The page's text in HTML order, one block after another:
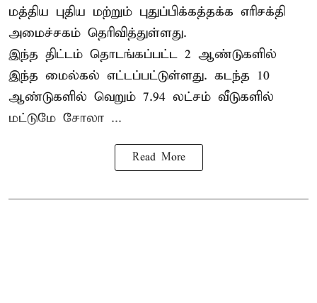
மத்திய புதிய மற்றும் புதுப்பிக்கத்தக்க எரிசக்தி
அமைச்சகம் தெரிவித்துள்ளது.
இந்த திட்டம் தொடங்கப்பட்ட 2 ஆண்டுகளில்
இந்த மைல்கல் எட்டப்பட்டுள்ளது. கடந்த 10
ஆண்டுகளில் வெறும் 7.94 லட்சம் வீடுகளில்
மட்டுமே சோலா ...
Read More